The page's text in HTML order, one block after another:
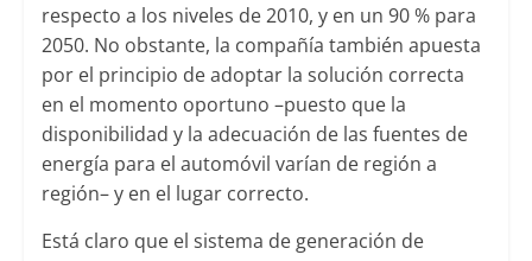
respecto a los niveles de 2010, y en un 90 % para
2050. No obstante, la compañía también apuesta
por el principio de adoptar la solución correcta
en el momento oportuno –puesto que la
disponibilidad y la adecuación de las fuentes de
energía para el automóvil varían de región a
región– y en el lugar correcto.
Está claro que el sistema de generación de